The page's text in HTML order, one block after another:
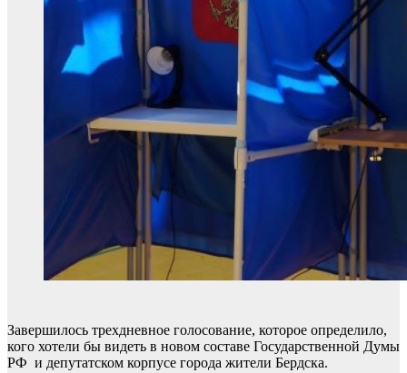
Завершилось трехдневное голосование, которое определило,
кого хотели бы видеть в новом составе Государственной Думы
РФ и депутатском корпусе города жители Бердска.